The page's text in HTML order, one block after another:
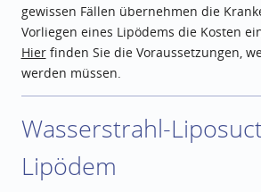
gewissen Fällen übernehmen die
Vorliegen eines Lipödems die Kosten
Hierfinden Sie die Voraussetzungen,
werden müssen.
Wasserstrahl-
Lipödem